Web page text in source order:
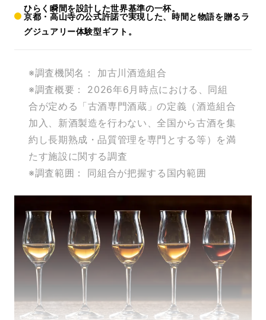
ひらく瞬間を設計した世界基準の一杯。
京都・高山寺の公式許諾で実現した、時間と物語を贈るラ
グジュアリー体験型ギフト。
※調査機関名： 加古川酒造組合
※調査概要： 2026年6月時点における、同組
合が定める「古酒専門酒蔵」の定義（酒造組合
加入、新酒製造を行わない、全国から古酒を集
約し長期熟成・品質管理を専門とする等）を満
たす施設に関する調査
※調査範囲： 同組合が把握する国内範囲